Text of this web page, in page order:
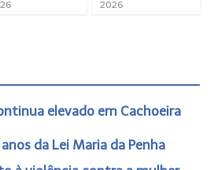
2026
elevado em Cachoeira
da Lei Maria da Penha